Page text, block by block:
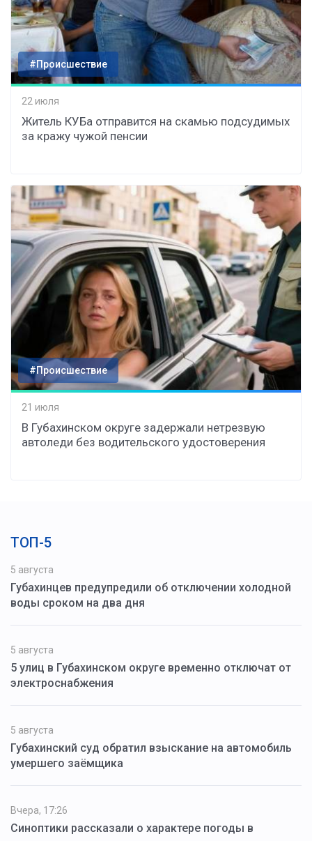
#Происшествие
22 июля
Житель КУБа отправится на скамью подсудимых
за кражу чужой пенсии
#Происшествие
21 июля
В Губахинском округе задержали нетрезвую
автоледи без водительского удостоверения
ТОП-5
5 августа
Губахинцев предупредили об отключении холодной
воды сроком на два дня
5 августа
5 улиц в Губахинском округе временно отключат от
электроснабжения
5 августа
Губахинский суд обратил взыскание на автомобиль
умершего заёмщика
Вчера, 17:26
Синоптики рассказали о характере погоды в